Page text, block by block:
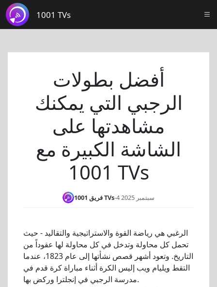
1001 TVs
أفضل بطولات
الرجبي التي يمكنك
مشاهدتها على
الشاشة الكبيرة مع
1001 TVs
فريق 1001 TVs- 4 سبتمبر 2025
الرغبي هي رياضة القوة والاستراتيجية والتقاليد - حيث
تحمل كل محاولة وتدخل في كل محاولة لها عقوداً من
التاريخ. وتعود أشهر قصص نشأتها إلى عام 1823، عندما
التقط ويليام ويب إليس الكرة أثناء مباراة كرة قدم في
مدرسة الرجبي في إنجلترا وركض بها.